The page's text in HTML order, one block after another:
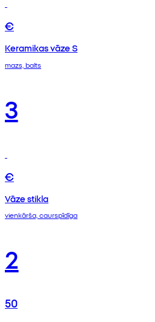
€
Keramikas vāze S
mazs, balts
3
€
Vāze stikla
vienkārša, caurspīdīga
2
50